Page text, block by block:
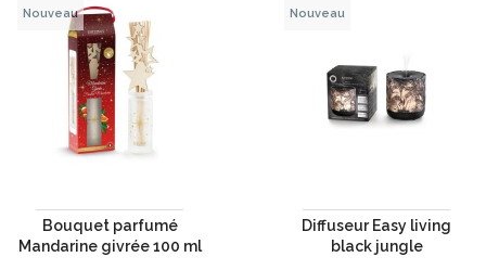
Bouquet parfumé
Mandarine givrée 100 ml
Nouveau
Diffuseur Easy living
black jungle
Nouveau